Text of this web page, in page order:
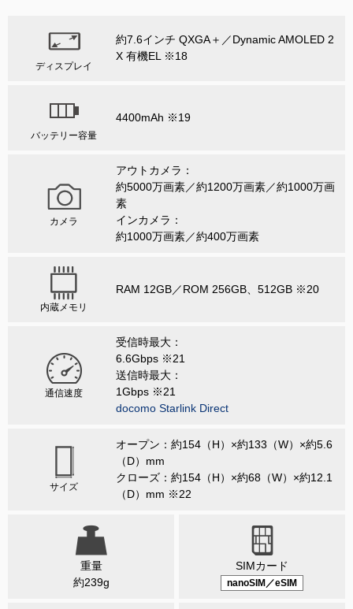
ディスプレイ
約7.6インチ QXGA＋／Dynamic AMOLED 2
X 有機EL ※18
バッテリー容量
4400mAh ※19
カメラ
アウトカメラ：
約5000万画素／約1200万画素／約1000万画
素
インカメラ：
約1000万画素／約400万画素
内蔵メモリ
RAM 12GB／ROM 256GB、512GB ※20
通信速度
受信時最大：
6.6Gbps ※21
送信時最大：
1Gbps ※21
docomo Starlink Direct
サイズ
オープン：約154（H）×約133（W）×約5.6
（D）mm
クローズ：約154（H）×約68（W）×約12.1
（D）mm ※22
重量
約239g
SIMカード
nanoSIM／eSIM